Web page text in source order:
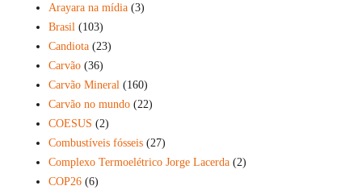
Arayara na mídia (3)
Brasil (103)
Candiota (23)
Carvão (36)
Carvão Mineral (160)
Carvão no mundo (22)
COESUS (2)
Combustíveis fósseis (27)
Complexo Termoelétrico Jorge Lacerda (2)
COP26 (6)